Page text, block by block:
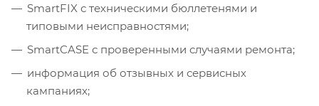
SmartFIX с техническими бюллетенями и
типовыми неисправностями;
SmartCASE с проверенными случаями ремонта;
информация об отзывных и сервисных
кампаниях;